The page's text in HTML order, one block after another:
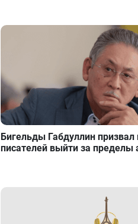
Бигельды Габдуллин призвал
писателей выйти за пределы